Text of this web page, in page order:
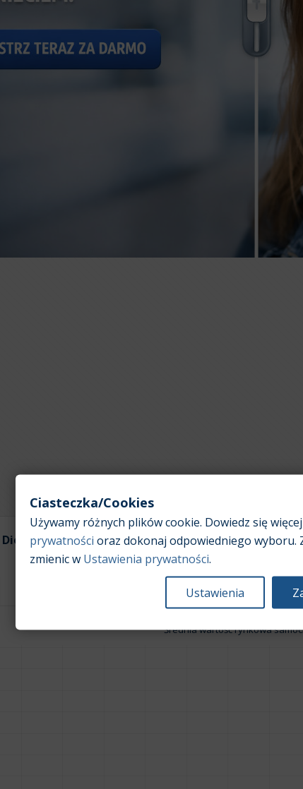
Diesel Pojemność silnika:2,0
Średnia wartość rynkowa
Ciasteczka/Cookies
Używamy różnych plików cookie. Dowiedz się
prywatności oraz dokonaj odpowiedniego wyboru.
zmienic w Ustawienia prywatności.
Ustawienia